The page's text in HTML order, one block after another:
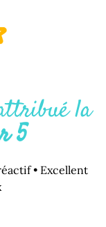
la
5
• Excellent